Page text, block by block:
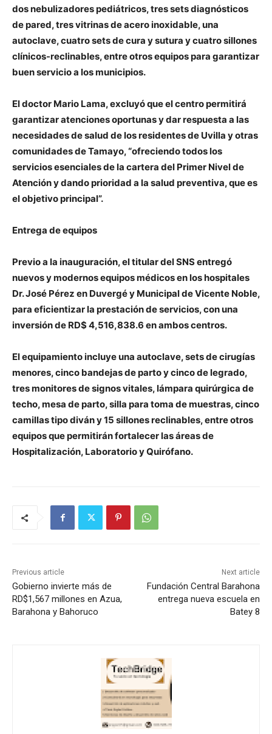
dos nebulizadores pediátricos, tres sets diagnósticos
de pared, tres vitrinas de acero inoxidable, una
autoclave, cuatro sets de cura y sutura y cuatro sillones
clínicos-reclinables, entre otros equipos para garantizar
buen servicio a los municipios.
El doctor Mario Lama, excluyó que el centro permitirá
garantizar atenciones oportunas y dar respuesta a las
necesidades de salud de los residentes de Uvilla y otras
comunidades de Tamayo, “ofreciendo todos los
servicios esenciales de la cartera del Primer Nivel de
Atención y dando prioridad a la salud preventiva, que es
el objetivo principal”.
Entrega de equipos
Previo a la inauguración, el titular del SNS entregó
nuevos y modernos equipos médicos en los hospitales
Dr. José Pérez en Duvergé y Municipal de Vicente Noble,
para eficientizar la prestación de servicios, con una
inversión de RD$ 4,516,838.6 en ambos centros.
El equipamiento incluye una autoclave, sets de cirugías
menores, cinco bandejas de parto y cinco de legrado,
tres monitores de signos vitales, lámpara quirúrgica de
techo, mesa de parto, silla para toma de muestras, cinco
camillas tipo diván y 15 sillones reclinables, entre otros
equipos que permitirán fortalecer las áreas de
Hospitalización, Laboratorio y Quirófano.
Previous article
Gobierno invierte más de
RD$1,567 millones en Azua,
Barahona y Bahoruco
Next article
Fundación Central Barahona
entrega nueva escuela en
Batey 8